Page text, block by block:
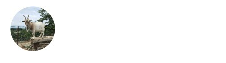
企業向けIT製品の総合サイト
IT製品の技術・比較・事例